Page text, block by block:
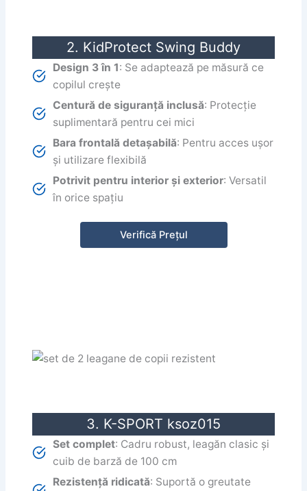
2. KidProtect Swing Buddy
Design 3 în 1: Se adaptează pe măsură ce
copilul crește
Centură de siguranță inclusă: Protecție
suplimentară pentru cei mici
Bara frontală detașabilă: Pentru acces ușor
și utilizare flexibilă
Potrivit pentru interior și exterior: Versatil
în orice spațiu
Verifică Prețul
3. K-SPORT ksoz015
Set complet: Cadru robust, leagăn clasic și
cuib de barză de 100 cm
Rezistență ridicată: Suportă o greutate